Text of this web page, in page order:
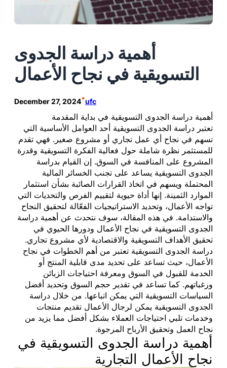
أهمية دراسة الجدوى
التسويقية في نجاح الأعمال
December 27, 2024•ufc
أهمية دراسة الجدوى التسويقية في بداية المقدمة
تعتبر دراسة الجدوى التسويقية أحد العوامل الأساسية التي
تسهم في نجاح أي عمل تجاري أو مشروع صغير. فهي تقدم
للمستثمر نظرة شاملة حول فعالية الفكرة التسويقية وقدرة
المشروع على المنافسة في السوق. إن القيام بدراسة
الجدوى التسويقية يساعد على تجنب الخسائر المالية
المحتملة ويسهم في اتخاذ القرارات الصائبة بشأن استثمار
الموارد الثمينة. إنها أداة حيوية لتقييم الفرص والتحديات التي
تواجه الأعمال، وتحديد الاستراتيجيات الفعّالة لتحقيق النجاح
والاستدامة. في هذه المقالة، سوف نتحدث عن أهمية دراسة
الجدوى التسويقية في نجاح الأعمال ودورها الحيوي في
تحقيق الأهداف التسويقية والاقتصادية لأي مشروع تجاري.
دراسة الجدوى التسويقية تعتبر من أهم الخطوات في نجاح
الأعمال، حيث تساعد على تحديد مدى قابلية المنتج أو
الخدمة للقبول في السوق ومعرفة احتياجات الزبائن
ورغباتهم. كما تساعد في تقدير حجم السوق وتحديد أفضل
السياسات التسويقية التي يمكن اتباعها. من خلال دراسة
الجدوى التسويقية يمكن لرجال الأعمال تقديم منتجات
وخدمات تلبي احتياجات العملاء بشكل أفضل مما يزيد من
نجاح العمل وتحقيق الأرباح المرجوة.
أهمية دراسة الجدوى التسويقية في
نجاح الأعمال التجارية